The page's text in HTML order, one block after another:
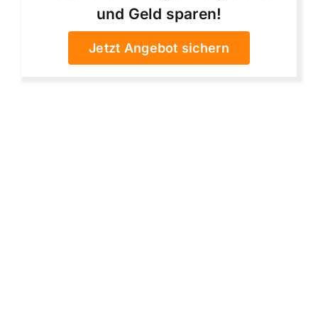
und Geld sparen!
Jetzt Angebot sichern